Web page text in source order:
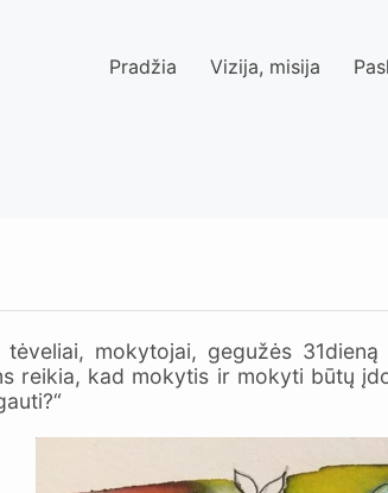
Pradžia Vizija, misija
tėveliai, mokytojai, gegužės
reikia, kad mokytis ir mokyti